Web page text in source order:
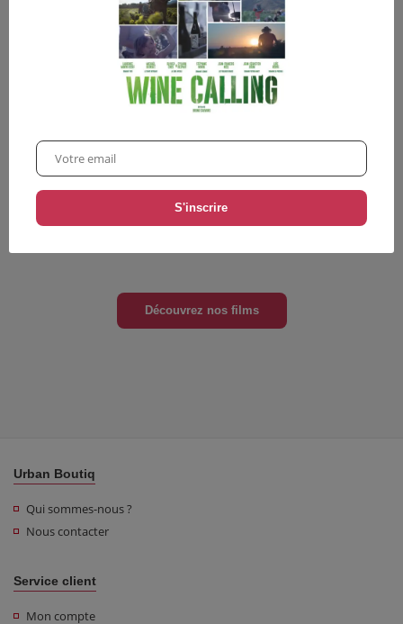
12,00€
Découvrez nos films
Urban Boutiq
Qui sommes-nous ?
Nous contacter
Service client
Mon compte